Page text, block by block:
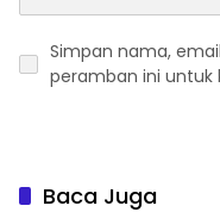
Simpan nama,
peramban ini untuk
Baca Juga